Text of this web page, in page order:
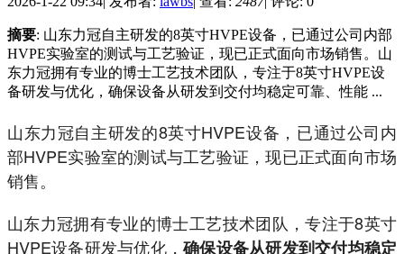
摘要: 山东力冠自主研发的8英寸HVPE设备，已通过公司内部
HVPE实验室的测试与工艺验证，现已正式面向市场销售。山
东力冠拥有专业的博士工艺技术团队，专注于8英寸HVPE设
备研发与优化，确保设备从研发到交付均稳定可靠、性能 ...
山东力冠自主研发的8英寸HVPE设备，已通过公司内
部HVPE实验室的测试与工艺验证，现已正式面向市场
销售。
山东力冠拥有专业的博士工艺技术团队，专注于8英寸
HVPE设备研发与优化，确保设备从研发到交付均稳定